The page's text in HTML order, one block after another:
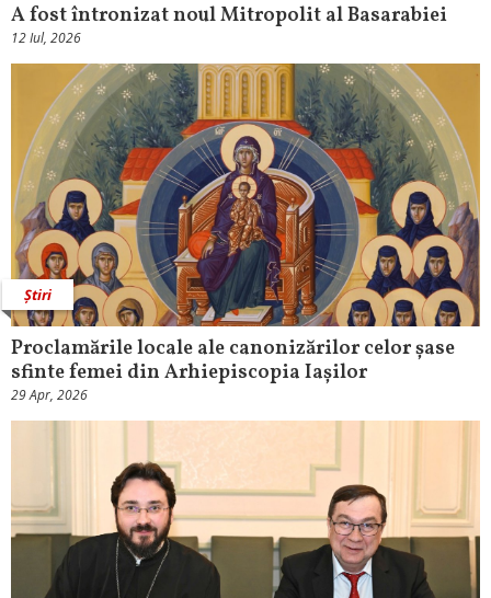
A fost întronizat noul Mitropolit al Basarabiei
12 Iul, 2026
Știri
Proclamările locale ale canonizărilor celor șase
sfinte femei din Arhiepiscopia Iașilor
29 Apr, 2026